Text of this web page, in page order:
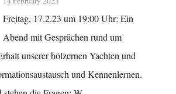
Freitag, 17.2.23 um 19:00 Uhr: Ein
Abend mit Gesprächen rund um
unserer hölzernen Yachten und
und Kennenlernen.